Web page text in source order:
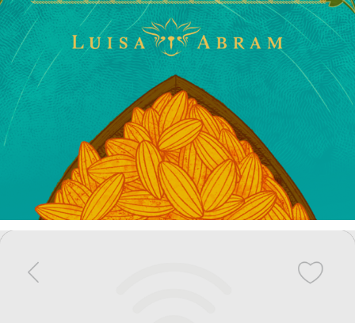
Golden Ticket • Luisa Abram, 2021